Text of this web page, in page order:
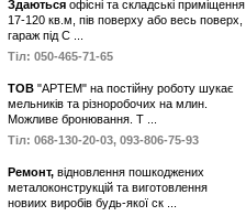
Здаються офісні та складські приміщення
17-120 кв.м, пів поверху або весь поверх,
гараж під С ...
Тіл: 050-465-71-65
ТОВ "АРТЕМ" на постійну роботу шукає
мельників та різноробочих на млин.
Можливе бронювання. Т ...
Тіл: 068-130-20-03, 093-806-75-93
Ремонт, відновлення пошкоджених
металоконструкцій та виготовлення
новиих виробів будь-якої ск ...